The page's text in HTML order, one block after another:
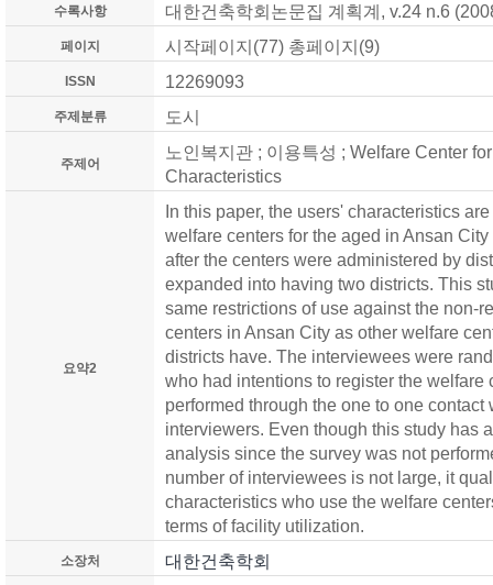
수록사항 대한건축학회논문집 계획계, v.24 n.6
페이지 시작페이지(77) 총페이지(9)
ISSN 12269093
주제분류 도시
주제어
노인복지관 ; 이용특성 ; Welfare Center
Characteristics
요약2
In this paper, the users' characteristics
welfare centers for the aged in Ansan
after the centers were administered by
expanded into having two districts. This
same restrictions of use against the non-
centers in Ansan City as other welfare
districts have. The interviewees were
who had intentions to register the welfare
performed through the one to one
interviewers. Even though this study has
analysis since the survey was not
number of interviewees is not large, it
characteristics who use the welfare
terms of facility utilization.
소장처 대한건축학회